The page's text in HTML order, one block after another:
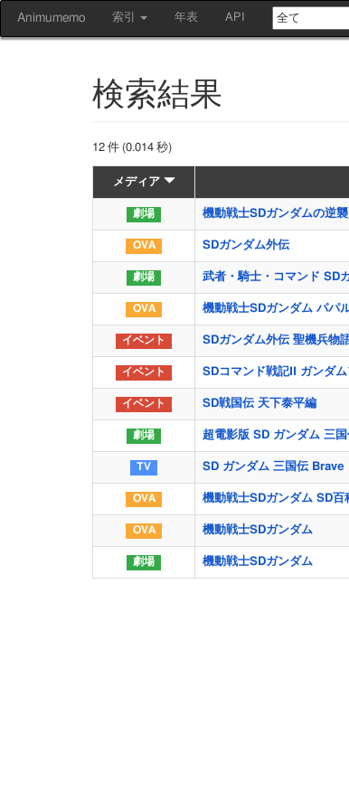
Animumemo 索引 年表 API
検索結果
12 件 (0.014 秒)
メディア
機動戦士SDガンダムの逆
SDガンダム外伝
武者・騎士・コマンド SD
機動戦士SDガンダム パパ
SDガンダム外伝 聖機兵物
SDコマンド戦記II ガンダ
SD戦国伝 天下泰平編
超電影版 SD ガンダム 三
SD ガンダム 三国伝
機動戦士SDガンダム SD百
機動戦士SDガンダム
機動戦士SDガンダム